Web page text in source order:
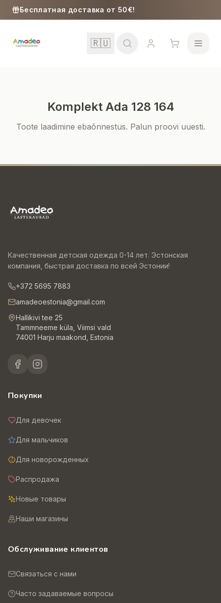
Skip to content
Бесплатная доставка от 50€!
🇷🇺
Малыши
Komplekt Ada 128 164
Toote laadimine ebaõnnestus. Palun proovi uuesti.
Качественная детская одежда 0-14 лет. Эстонская
компания, быстрая доставка по всей Эстонии!
+372 5695 7883
amadeoestonia@gmail.com
Hallikivi tee 25
Tammneeme küla, Viimsi vald
74001 Harju maakond, Estonia
Покупки
Для девочек
Для мальчиков
Для новорожденных
Распродажа
Новые товары
Наши магазины
Обслуживание клиентов
Связаться с нами
Часто задаваемые вопросы